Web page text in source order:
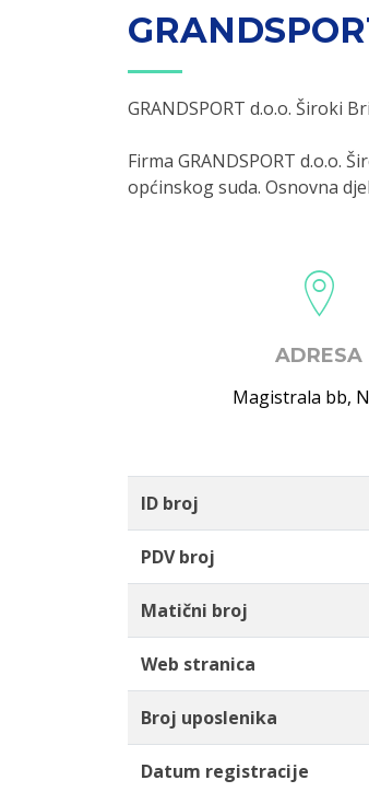
GRANDSPORT d.o.o. Široki
Firma GRANDSPORT d.o.o.
općinskog suda. Osnovna
ADRESA
Magistrala bb,
ID broj
PDV broj
Matični broj
Web stranica
Broj uposlenika
Datum registracije